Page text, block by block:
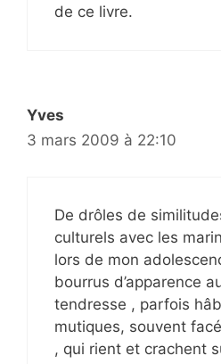
de ce livre.
Yves
3 mars 2009 à 22:10
De drôles de
culturels avec les
lors de mon
bourrus d’apparence
tendresse , parfois
mutiques, souvent
, qui rient et crachent